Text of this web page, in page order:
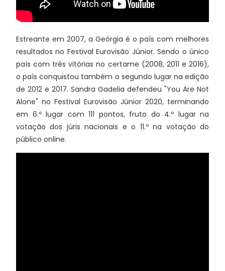
Estreante em 2007, a Geórgia é o país com melhores
resultados no Festival Eurovisão Júnior. Sendo o único
país com três vitórias no certame (2008, 2011 e 2016),
o país conquistou também o segundo lugar na edição
de 2012 e 2017. Sandra Gadelia defendeu "You Are Not
Alone" no Festival Eurovisão Júnior 2020, terminando
em 6.º lugar com 111 pontos, fruto do 4.º lugar na
votação dos júris nacionais e o 11.º na votação do
público online.